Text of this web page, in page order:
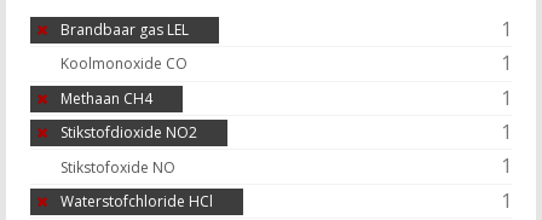
Brandbaar gas LEL 1
Koolmonoxide CO 1
Methaan CH4 1
Stikstofdioxide NO2 1
Stikstofoxide NO 1
Waterstofchloride HCl 1